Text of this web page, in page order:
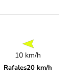
10 km/h
Rafales20 km/h